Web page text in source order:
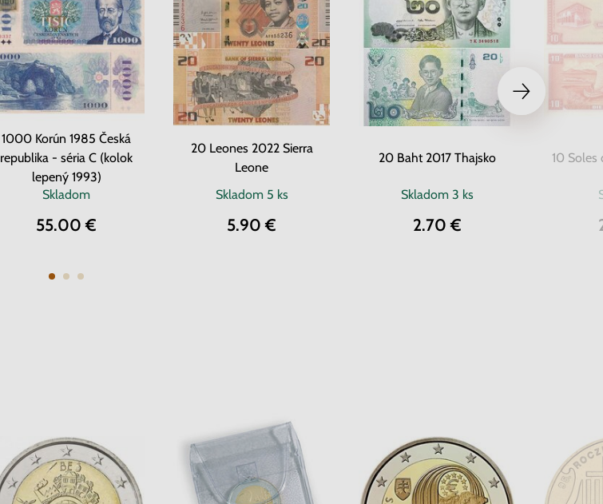
1000 Korún 1985 Česká
republika - séria C (kolok
lepený 1993)
Skladom
55.00 €
20 Leones 2022 Sierra
Leone
Skladom 5 ks
5.90 €
20 Baht 2017 Thajsko
Skladom 3 ks
2.70 €
10 Soles